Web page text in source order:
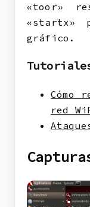
«toor»
«startx»
gráfico.
Cómo
red